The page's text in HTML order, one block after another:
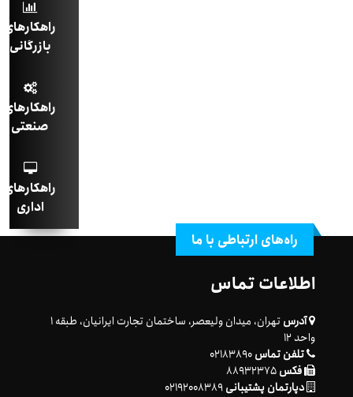
راهکارهای
بازرگانی
راهکارهای
صنعتی
راهکارهای
اداری
راه‌های ارتباطی با ما
اطلاعات تماس
آدرس
تهران، میدان ولیعصر، ساختمان تجارت ایرانیان، طبقه ۱
واحد ۱۲
تلفن تماس۰۲۱۸۳۸۹۰
فکس۸۸۹۳۲۳۷۵
دپارتمان پشتیبانی۰۲۱۹۲۰۰۸۳۸۹